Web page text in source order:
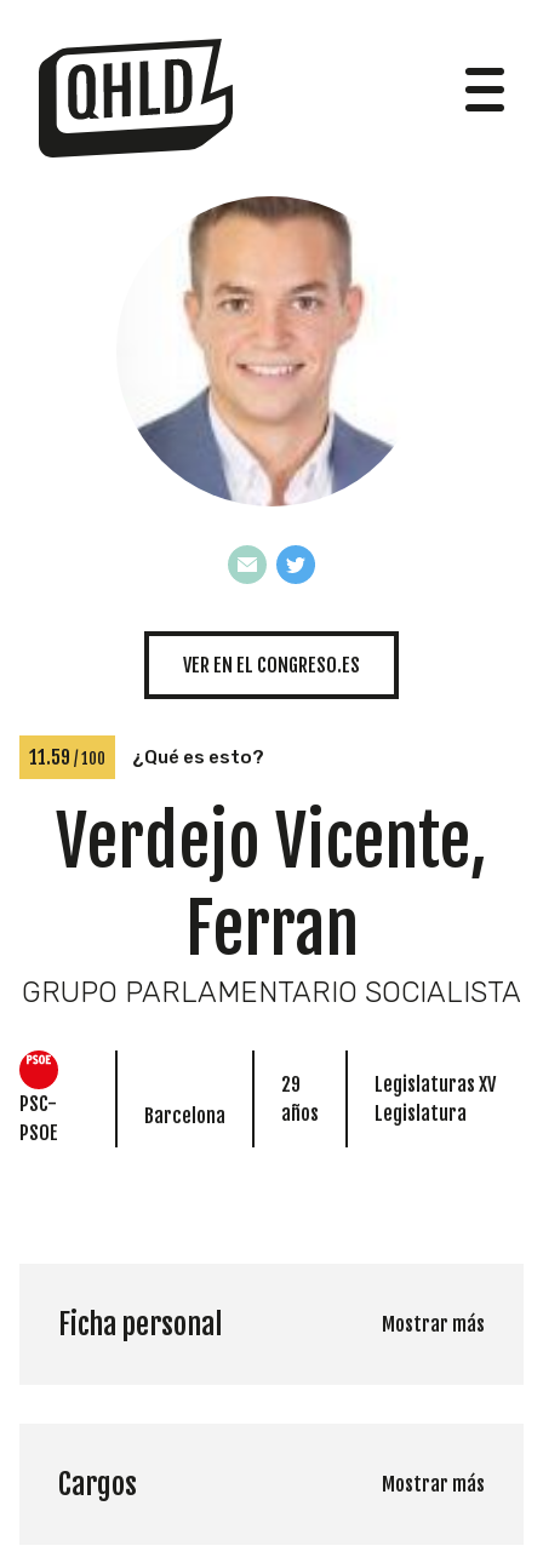
DIPUTADOS
GRUPOS
INICIATIVAS
TEMÁTICAS
VER EN EL CONGRESO.ES
11.59 / 100 ¿Qué es esto?
Verdejo Vicente,
Ferran
GRUPO PARLAMENTARIO SOCIALISTA
PSC-
PSOE
Barcelona
29
años
Legislaturas XV
Legislatura
Ficha personal Mostrar más
Cargos Mostrar más